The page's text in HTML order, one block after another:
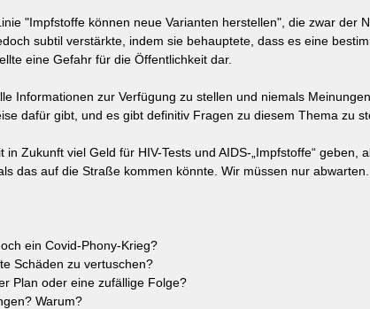
"Impfstoffe können neue Varianten herstellen", die zwar der
subtil verstärkte, indem sie behauptete, dass es eine
eine Gefahr für die Öffentlichkeit dar.
Informationen zur Verfügung zu stellen und niemals
dafür gibt, und es gibt definitiv Fragen zu diesem Thema zu
Zukunft viel Geld für HIV-Tests und AIDS-„Impfstoffe“ geben,
das auf die Straße kommen könnte. Wir müssen nur abwarten.
ein Covid-Phony-Krieg?
Schäden zu vertuschen?
Plan oder eine zufällige Folge?
Warum?